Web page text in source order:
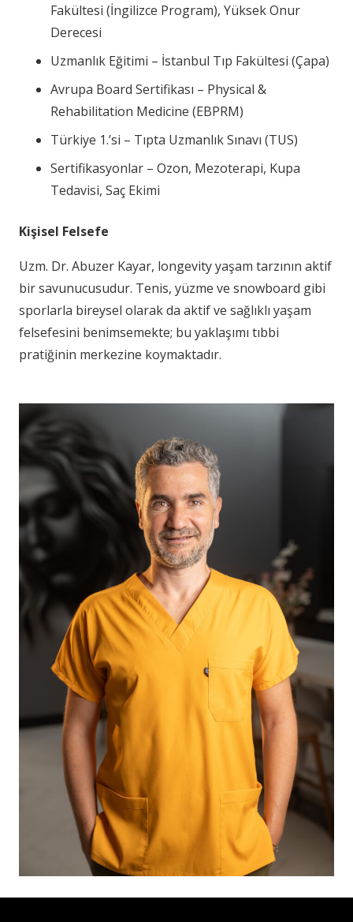
Fakültesi (İngilizce Program), Yüksek Onur
Derecesi
Uzmanlık Eğitimi – İstanbul Tıp Fakültesi (Çapa)
Avrupa Board Sertifikası – Physical &
Rehabilitation Medicine (EBPRM)
Türkiye 1.’si – Tıpta Uzmanlık Sınavı (TUS)
Sertifikasyonlar – Ozon, Mezoterapi, Kupa
Tedavisi, Saç Ekimi
Kişisel Felsefe
Uzm. Dr. Abuzer Kayar, longevity yaşam tarzının aktif
bir savunucusudur. Tenis, yüzme ve snowboard gibi
sporlarla bireysel olarak da aktif ve sağlıklı yaşam
felsefesini benimsemekte; bu yaklaşımı tıbbi
pratiğinin merkezine koymaktadır.